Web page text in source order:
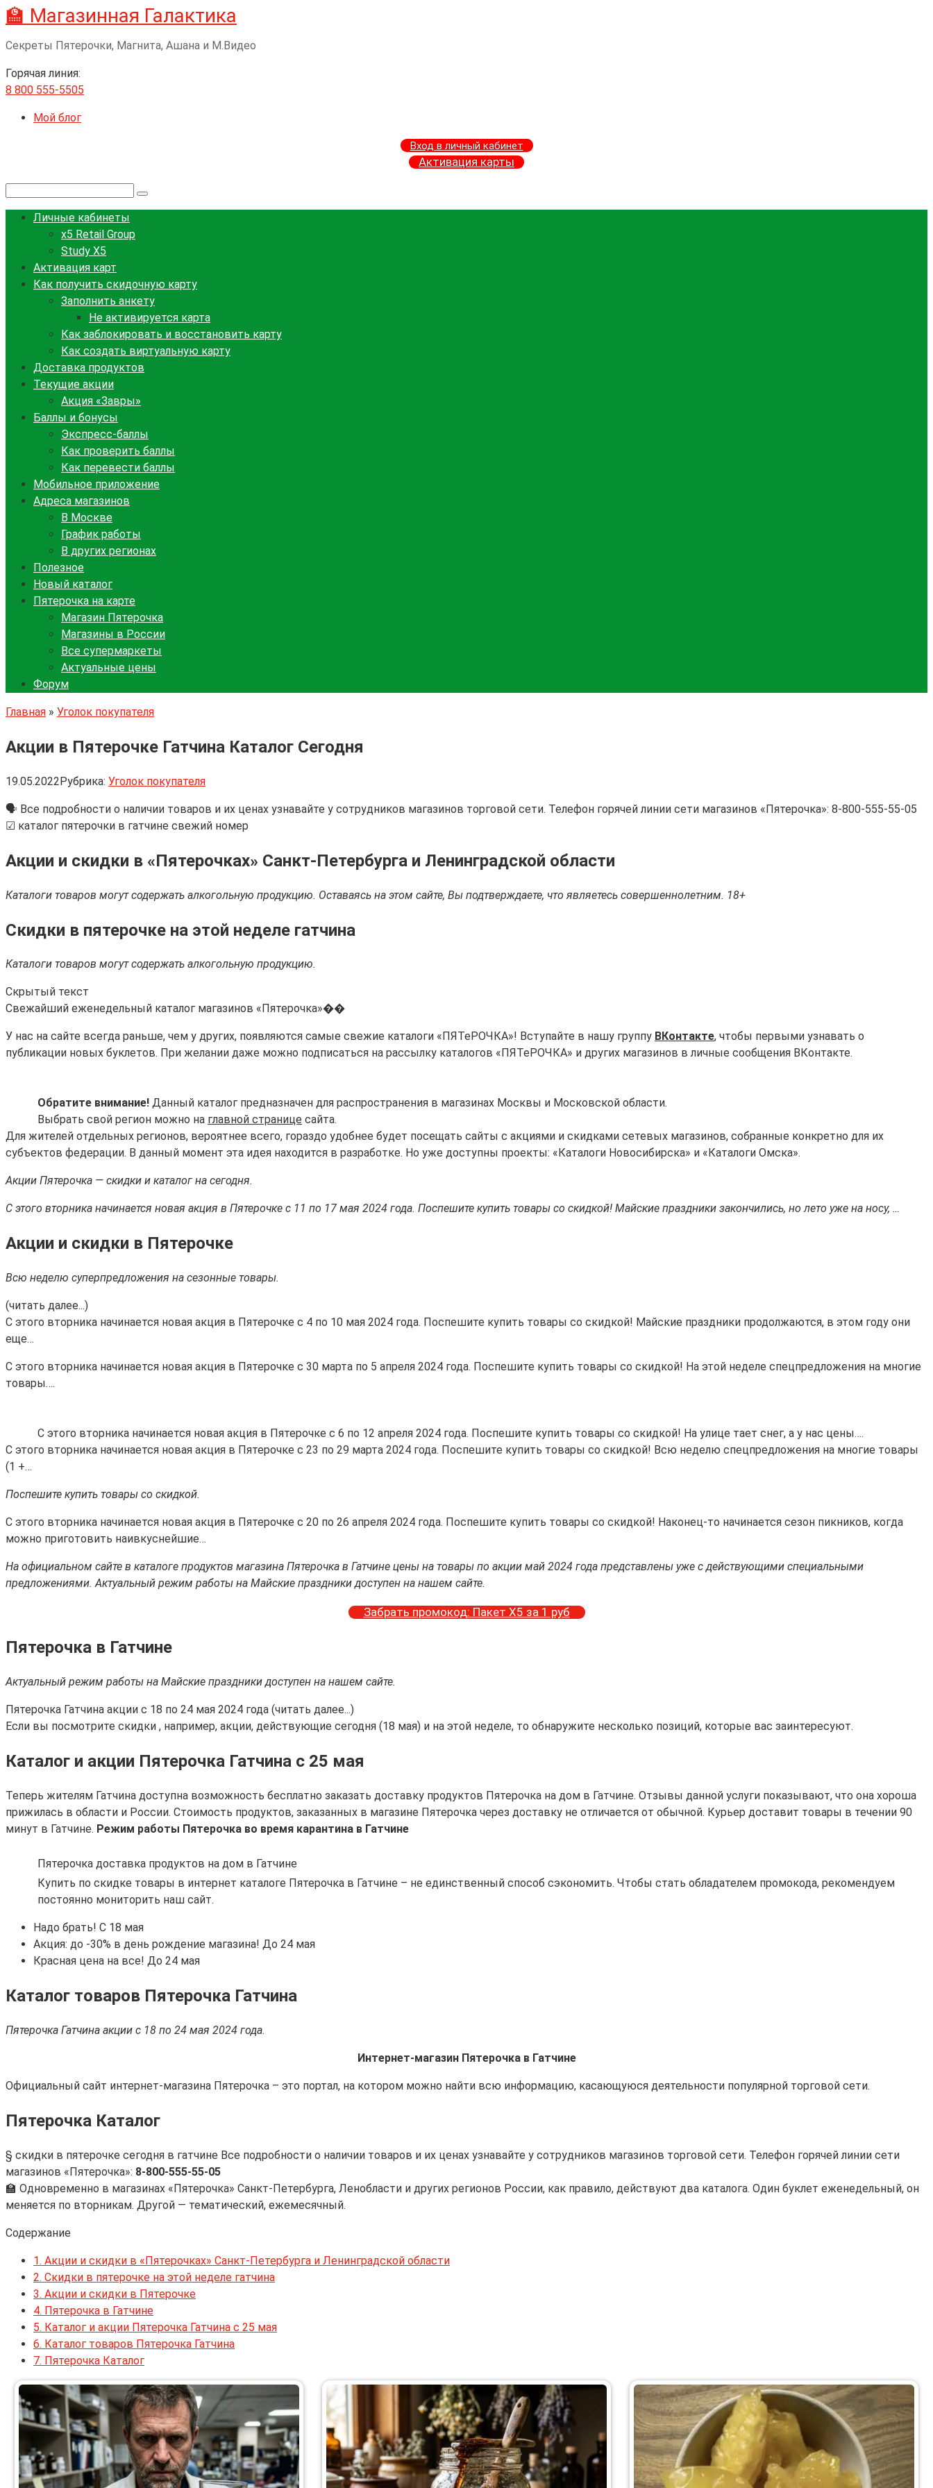
Перейти
к
контенту
🏫 Магазинная Галактика
Секреты Пятерочки, Магнита, Ашана и М.Видео
Горячая линия:
8 800 555-5505
Мой блог
Вход в личный кабинет
Активация карты
Личные кабинеты
x5 Retail Group
Study X5
Активация карт
Как получить скидочную карту
Заполнить анкету
Не активируется карта
Как заблокировать и восстановить карту
Как создать виртуальную карту
Доставка продуктов
Текущие акции
Акция «Завры»
Баллы и бонусы
Экспресс-баллы
Как проверить баллы
Как перевести баллы
Мобильное приложение
Адреса магазинов
В Москве
График работы
В других регионах
Полезное
Новый каталог
Пятерочка на карте
Магазин Пятерочка
Магазины в России
Все супермаркеты
Актуальные цены
Форум
Главная » Уголок покупателя
Акции в Пятерочке Гатчина Каталог Сегодня
19.05.2022Рубрика: Уголок покупателя
🗣 Все подробности о наличии товаров и их ценах узнавайте у сотрудников магазинов торговой сети. Телефон горячей линии сети магазинов «Пятерочка»: 8-800-555-55-05
☑ каталог пятерочки в гатчине свежий номер
Акции и скидки в «Пятерочках» Санкт-Петербурга и Ленинградской области
Каталоги товаров могут содержать алкогольную продукцию. Оставаясь на этом сайте, Вы подтверждаете, что являетесь совершеннолетним. 18+
Скидки в пятерочке на этой неделе гатчина
Каталоги товаров могут содержать алкогольную продукцию.
Скрытый текст
Свежайший еженедельный каталог магазинов «Пятерочка»��
У нас на сайте всегда раньше, чем у других, появляются самые свежие каталоги «ПЯТеРОЧКА»! Вступайте в нашу группу ВКонтакте, чтобы первыми узнавать о
публикации новых буклетов. При желании даже можно подписаться на рассылку каталогов «ПЯТеРОЧКА» и других магазинов в личные сообщения ВКонтакте.
Обратите внимание! Данный каталог предназначен для распространения в магазинах Москвы и Московской области.
Выбрать свой регион можно на главной странице сайта.
Для жителей отдельных регионов, вероятнее всего, гораздо удобнее будет посещать сайты с акциями и скидками сетевых магазинов, собранные конкретно для их
субъектов федерации. В данный момент эта идея находится в разработке. Но уже доступны проекты: «Каталоги Новосибирска» и «Каталоги Омска».
Акции Пятерочка — скидки и каталог на сегодня.
С этого вторника начинается новая акция в Пятерочке с 11 по 17 мая 2024 года. Поспешите купить товары со скидкой! Майские праздники закончились, но лето уже на носу, …
Акции и скидки в Пятерочке
Всю неделю суперпредложения на сезонные товары.
(читать далее...)
С этого вторника начинается новая акция в Пятерочке с 4 по 10 мая 2024 года. Поспешите купить товары со скидкой! Майские праздники продолжаются, в этом году они
еще…
С этого вторника начинается новая акция в Пятерочке с 30 марта по 5 апреля 2024 года. Поспешите купить товары со скидкой! На этой неделе спецпредложения на многие
товары….
С этого вторника начинается новая акция в Пятерочке с 6 по 12 апреля 2024 года. Поспешите купить товары со скидкой! На улице тает снег, а у нас цены….
С этого вторника начинается новая акция в Пятерочке с 23 по 29 марта 2024 года. Поспешите купить товары со скидкой! Всю неделю спецпредложения на многие товары
(1 +…
Поспешите купить товары со скидкой.
С этого вторника начинается новая акция в Пятерочке с 20 по 26 апреля 2024 года. Поспешите купить товары со скидкой! Наконец-то начинается сезон пикников, когда
можно приготовить наивкуснейшие…
На официальном сайте в каталоге продуктов магазина Пятерочка в Гатчине цены на товары по акции май 2024 года представлены уже с действующими специальными
предложениями. Актуальный режим работы на Майские праздники доступен на нашем сайте.
Забрать промокод: Пакет Х5 за 1 руб
Пятерочка в Гатчине
Актуальный режим работы на Майские праздники доступен на нашем сайте.
Пятерочка Гатчина акции с 18 по 24 мая 2024 года (читать далее...)
Если вы посмотрите скидки , например, акции, действующие сегодня (18 мая) и на этой неделе, то обнаружите несколько позиций, которые вас заинтересуют.
Каталог и акции Пятерочка Гатчина с 25 мая
Теперь жителям Гатчина доступна возможность бесплатно заказать доставку продуктов Пятерочка на дом в Гатчине. Отзывы данной услуги показывают, что она хороша
прижилась в области и России. Стоимость продуктов, заказанных в магазине Пятерочка через доставку не отличается от обычной. Курьер доставит товары в течении 90
минут в Гатчине. Режим работы Пятерочка во время карантина в Гатчине
Пятерочка доставка продуктов на дом в Гатчине
Купить по скидке товары в интернет каталоге Пятерочка в Гатчине – не единственный способ сэкономить. Чтобы стать обладателем промокода, рекомендуем
постоянно мониторить наш сайт.
Надо брать! C 18 мая
Акция: до -30% в день рождение магазина! До 24 мая
Красная цена на все! До 24 мая
Каталог товаров Пятерочка Гатчина
Пятерочка Гатчина акции с 18 по 24 мая 2024 года.
Интернет-магазин Пятерочка в Гатчине
Официальный сайт интернет-магазина Пятерочка – это портал, на котором можно найти всю информацию, касающуюся деятельности популярной торговой сети.
Пятерочка Каталог
§ скидки в пятерочке сегодня в гатчине Все подробности о наличии товаров и их ценах узнавайте у сотрудников магазинов торговой сети. Телефон горячей линии сети
магазинов «Пятерочка»: 8-800-555-55-05
🏫 Одновременно в магазинах «Пятерочка» Санкт-Петербурга, Ленобласти и других регионов России, как правило, действуют два каталога. Один буклет еженедельный, он
меняется по вторникам. Другой — тематический, ежемесячный.
Содержание
1. Акции и скидки в «Пятерочках» Санкт-Петербурга и Ленинградской области
2. Скидки в пятерочке на этой неделе гатчина
3. Акции и скидки в Пятерочке
4. Пятерочка в Гатчине
5. Каталог и акции Пятерочка Гатчина с 25 мая
6. Каталог товаров Пятерочка Гатчина
7. Пятерочка Каталог